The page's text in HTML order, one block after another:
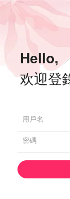
Hello,
欢迎登
用戶名
密碼